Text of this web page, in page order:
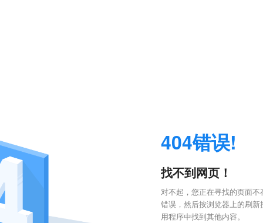
404错误!
找不到网页！
对不起，您正在寻找的页面
错误，然后按浏览器上的刷
用程序中找到其他内容。